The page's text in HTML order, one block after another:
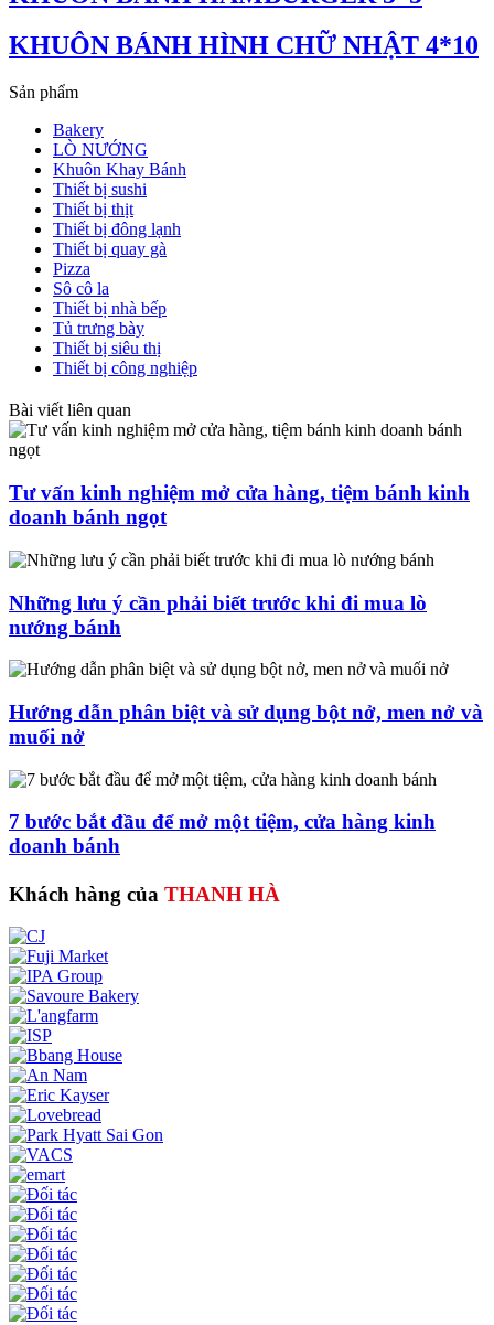
KHUÔN BÁNH HÌNH CHỮ NHẬT 4*10
Sản phẩm
Bakery
LÒ NƯỚNG
Khuôn Khay Bánh
Thiết bị sushi
Thiết bị thịt
Thiết bị đông lạnh
Thiết bị quay gà
Pizza
Sô cô la
Thiết bị nhà bếp
Tủ trưng bày
Thiết bị siêu thị
Thiết bị công nghiệp
Bài viết liên quan
Tư vấn kinh nghiệm mở cửa hàng, tiệm bánh kinh
doanh bánh ngọt
Những lưu ý cần phải biết trước khi đi mua lò
nướng bánh
Hướng dẫn phân biệt và sử dụng bột nở, men nở và
muối nở
7 bước bắt đầu để mở một tiệm, cửa hàng kinh
doanh bánh
Khách hàng của THANH HÀ